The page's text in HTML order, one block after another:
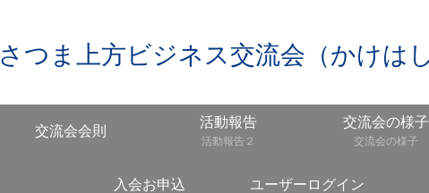
さつま上方ビジネス交流会（かけは
交流会会則
活動報告
活動報告２
交流会の様子
交流会の様子
入会お申込 ユーザーログイン